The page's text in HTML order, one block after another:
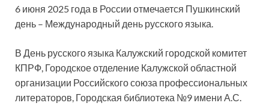
6 июня 2025 года в России отмечается Пушкинский
день – Международный день русского языка.
В День русского языка Калужский городской комитет
КПРФ, Городское отделение Калужской областной
организации Российского союза профессиональных
литераторов, Городская библиотека №9 имени А.С.